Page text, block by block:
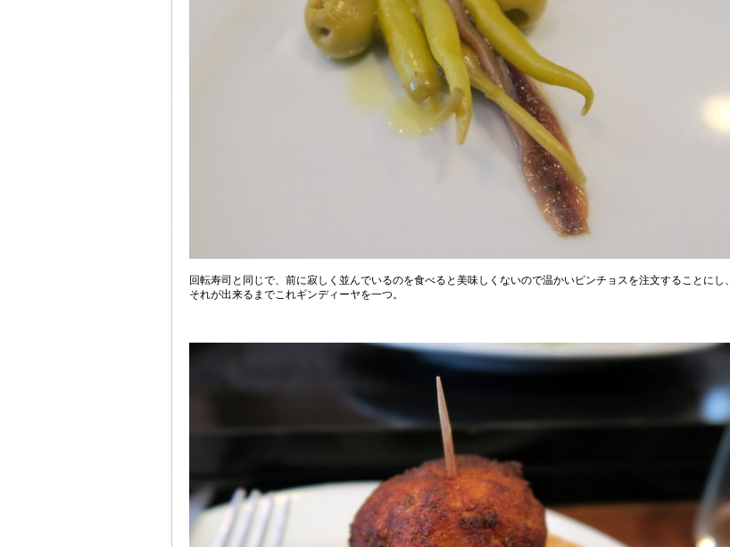
回転寿司と同じで、前に寂しく並んでいるのを食べると美味しくないので温かいピンチョスを注文することにし、
それが出来るまでこれギンディーヤを一つ。